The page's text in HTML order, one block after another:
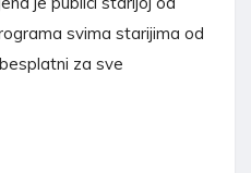
svima starijima od
za sve